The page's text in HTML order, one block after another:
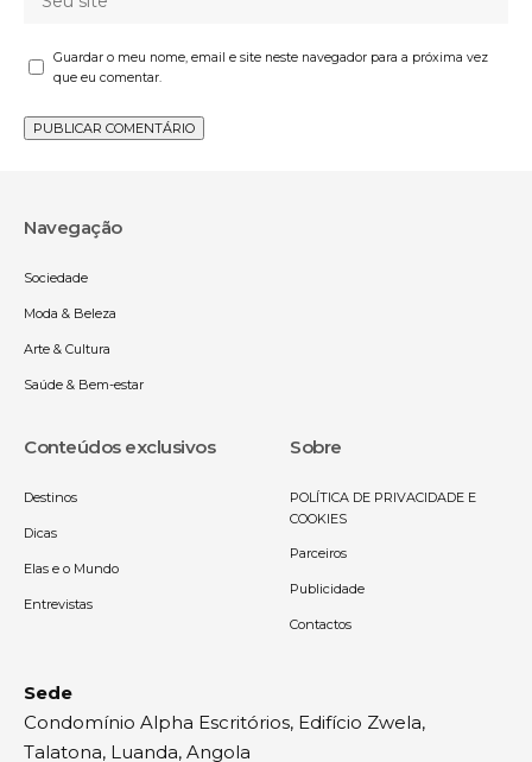
Guardar o meu nome, email e site neste navegador para a próxima vez
que eu comentar.
Navegação
Sociedade
Moda & Beleza
Arte & Cultura
Saúde & Bem-estar
Conteúdos exclusivos
Destinos
Dicas
Elas e o Mundo
Entrevistas
Sobre
POLÍTICA DE PRIVACIDADE E
COOKIES
Parceiros
Publicidade
Contactos
Sede
Condomínio Alpha Escritórios, Edifício Zwela,
Talatona, Luanda, Angola